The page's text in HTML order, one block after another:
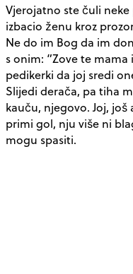
Vjerojatno ste čuli
izbacio ženu kroz
Ne do im Bog da im
s onim: ”Zove te
pedikerki da joj sredi
Slijedi derača, pa tiha
kauču, njegovo. Joj,
primi gol, nju više ni
mogu spasiti.